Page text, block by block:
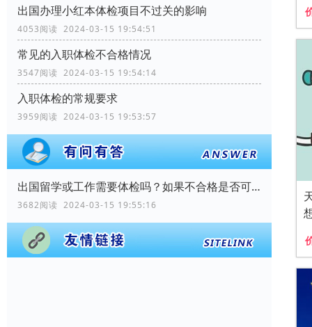
出国办理小红本体检项目不过关的影响
4053阅读 2024-03-15 19:54:51
常见的入职体检不合格情况
3547阅读 2024-03-15 19:54:14
入职体检的常规要求
3959阅读 2024-03-15 19:53:57
出国留学或工作需要体检吗？如果不合格是否可以出国？
3682阅读 2024-03-15 19:55:16